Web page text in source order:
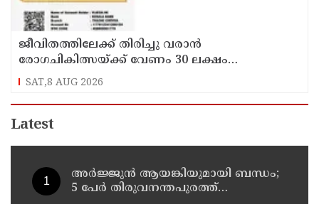
ജീവിതത്തിലേക്ക് തിരിച്ചു വരാൻ
രോഗചികിത്സയ്ക്ക് വേണം 30 ലക്ഷം
ശ്രീദേവ്നക്കു വേണം കാരുണ്യത്തിൻ്റെ കരുതൽ
SAT,8 AUG 2026
Latest
അർജ്ജുൻ ആയങ്കിയുമായി ബന്ധം;
5 പേർ തിരുവനന്തപുരത്ത്